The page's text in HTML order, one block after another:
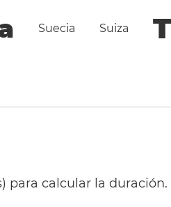
Suecia Suiza
para calcular la duración.